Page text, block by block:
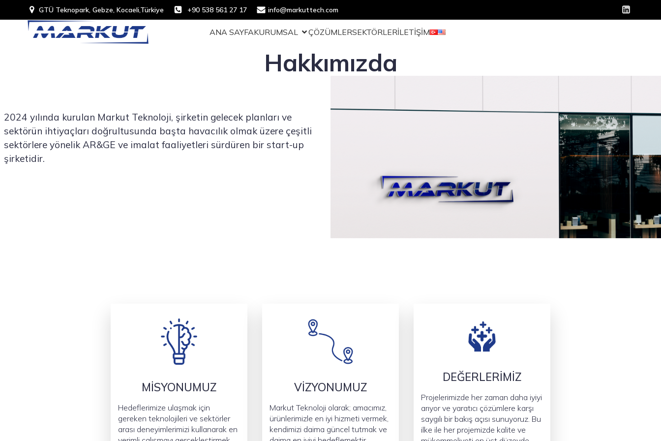
GTÜ Teknopark, Gebze, Kocaeli,Türkiye +90 538 561 27 17 info@markuttech.com
ANA SAYFAKURUMSAL ÇÖZÜMLERSEKTÖRLERİLETİŞİM
Hakkımızda
2024 yılında kurulan Markut Teknoloji, şirketin gelecek planları ve
sektörün ihtiyaçları doğrultusunda başta havacılık olmak üzere çeşitli
sektörlere yönelik AR&GE ve imalat faaliyetleri sürdüren bir start-up
şirketidir.
MİSYONUMUZ
Hedeflerimize ulaşmak için
gereken teknolojileri ve sektörler
arası deneyimlerimizi kullanarak en
VİZYONUMUZ
Markut Teknoloji olarak; amacımız,
ürünlerimizle en iyi hizmeti vermek,
kendimizi daima güncel tutmak ve
DEĞERLERİMİZ
Projelerimizde her zaman daha iyiyi
arıyor ve yaratıcı çözümlere karşı
saygılı bir bakış açısı sunuyoruz. Bu
ilke ile her projemizde kalite ve